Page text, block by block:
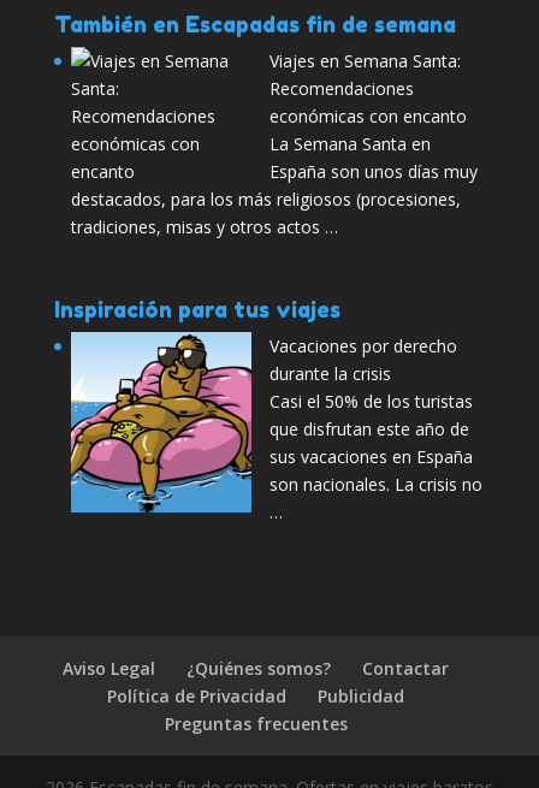
También en Escapadas fin de semana
Viajes en Semana Santa:
Recomendaciones
económicas con encanto
La Semana Santa en
España son unos días muy
destacados, para los más religiosos (procesiones,
tradiciones, misas y otros actos …
Inspiración para tus viajes
Vacaciones por derecho
durante la crisis
Casi el 50% de los turistas
que disfrutan este año de
sus vacaciones en España
son nacionales. La crisis no
…
Aviso Legal ¿Quiénes somos?
Contactar
Política de Privacidad
Publicidad
Preguntas frecuentes